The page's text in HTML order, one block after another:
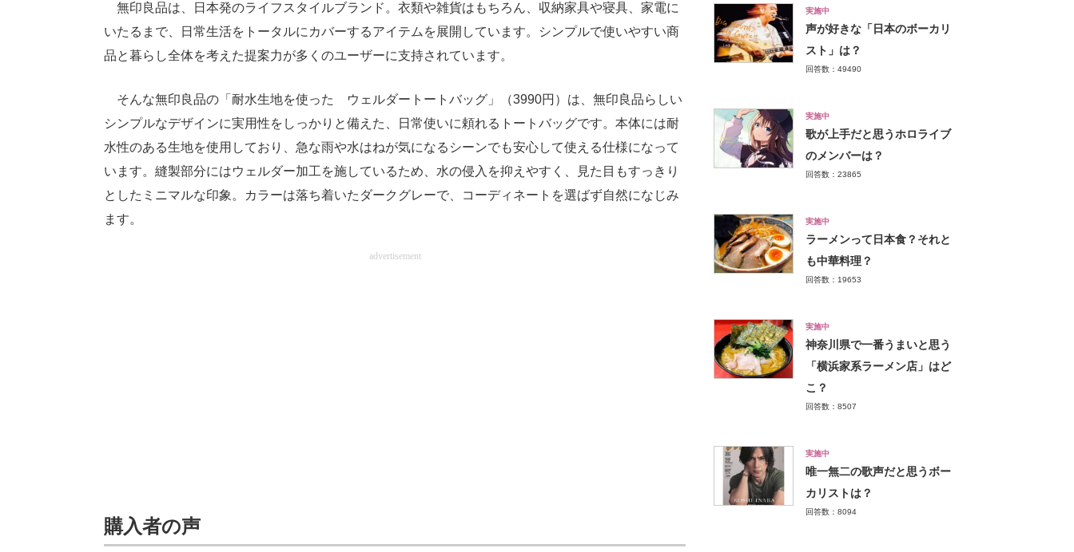
無印良品は、日本発のライフスタイルブランド。衣類や雑貨はもちろん、収納家具や寝具、家電に
いたるまで、日常生活をトータルにカバーするアイテムを展開しています。シンプルで使いやすい商
品と暮らし全体を考えた提案力が多くのユーザーに支持されています。
そんな無印良品の「耐水生地を使った ウェルダートートバッグ」（3990円）は、無印良品らしい
シンプルなデザインに実用性をしっかりと備えた、日常使いに頼れるトートバッグです。本体には耐
水性のある生地を使用しており、急な雨や水はねが気になるシーンでも安心して使える仕様になって
います。縫製部分にはウェルダー加工を施しているため、水の侵入を抑えやすく、見た目もすっきり
としたミニマルな印象。カラーは落ち着いたダークグレーで、コーディネートを選ばず自然になじみ
ます。
advertisement
購入者の声
実施中
声が好きな「日本のボーカリ
スト」は？
回答数：49490
実施中
歌が上手だと思うホロライブ
のメンバーは？
回答数：23865
実施中
ラーメンって日本食？それと
も中華料理？
回答数：19653
実施中
神奈川県で一番うまいと思う
「横浜家系ラーメン店」はど
こ？
回答数：8507
実施中
唯一無二の歌声だと思うボー
カリストは？
回答数：8094